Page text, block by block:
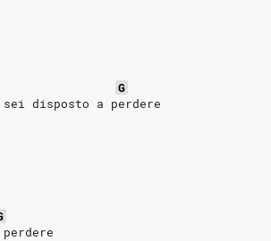
G
disposto a perdere